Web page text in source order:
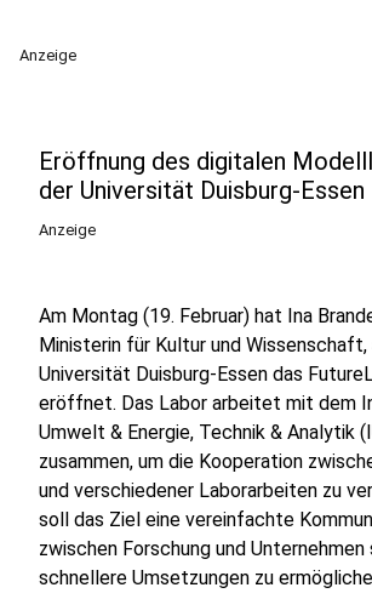
Anzeige
Eröffnung des digitalen
der Universität Duisburg-Essen
Anzeige
Am Montag (19. Februar) hat Ina
Ministerin für Kultur und Wissenschaft,
Universität Duisburg-Essen das
eröffnet. Das Labor arbeitet mit dem
Umwelt & Energie, Technik & Analytik
zusammen, um die Kooperation
und verschiedener Laborarbeiten zu
soll das Ziel eine vereinfachte
zwischen Forschung und Unternehmen
schnellere Umsetzungen zu